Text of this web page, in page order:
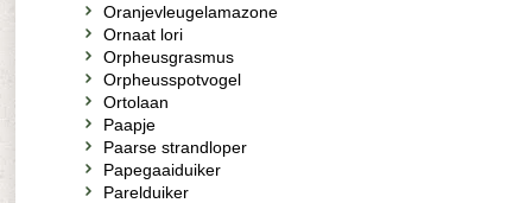
Oranjevleugelamazone
Ornaat lori
Orpheusgrasmus
Orpheusspotvogel
Ortolaan
Paapje
Paarse strandloper
Papegaaiduiker
Parelduiker